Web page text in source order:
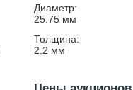
Диаметр:
25.75 мм
Толщина:
2.2 мм